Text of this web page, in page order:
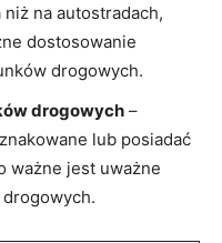
na autostradach,
dostosowanie
drogowych.
drogowych –
lub posiadać
ważne‍ jest uważne
drogowych.